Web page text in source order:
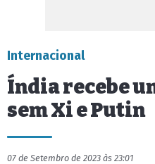
Internacional
Índia recebe
sem Xi e Putin
07 de Setembro de 2023 às 23:01